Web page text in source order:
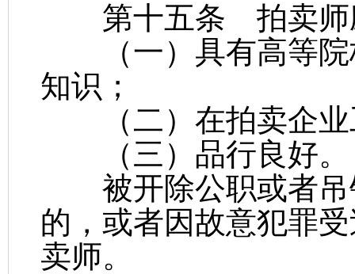
第十五条 拍卖师
（一）具有高等院
知识；
（二）在拍卖企业
（三）品行良好。
被开除公职或者吊
的，或者因故意犯罪
卖师。